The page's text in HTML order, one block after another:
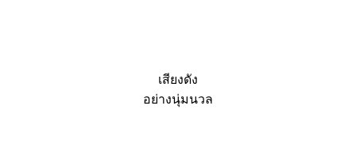
เสียงดัง
อย่างนุ่มนวล